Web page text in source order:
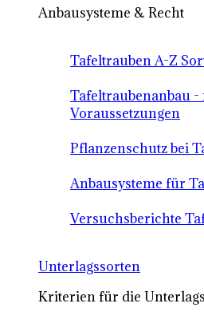
Anbausysteme & Recht
Tafeltrauben A-Z
Tafeltraubenanbau
Voraussetzungen
Pflanzenschutz bei
Anbausysteme für
Versuchsberichte
Unterlagssorten
Kriterien für die